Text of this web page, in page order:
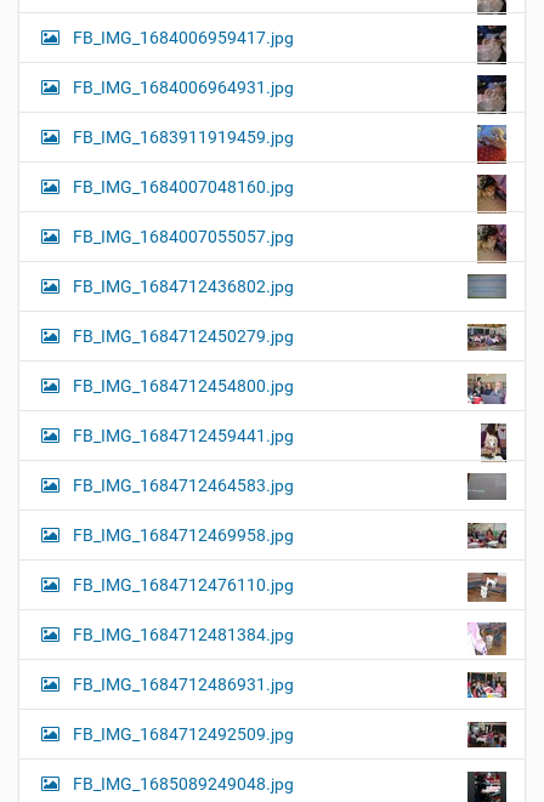
FB_IMG_1684006959417.jpg
FB_IMG_1684006964931.jpg
FB_IMG_1683911919459.jpg
FB_IMG_1684007048160.jpg
FB_IMG_1684007055057.jpg
FB_IMG_1684712436802.jpg
FB_IMG_1684712450279.jpg
FB_IMG_1684712454800.jpg
FB_IMG_1684712459441.jpg
FB_IMG_1684712464583.jpg
FB_IMG_1684712469958.jpg
FB_IMG_1684712476110.jpg
FB_IMG_1684712481384.jpg
FB_IMG_1684712486931.jpg
FB_IMG_1684712492509.jpg
FB_IMG_1685089249048.jpg